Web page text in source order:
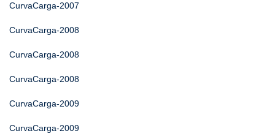
CurvaCarga-2007
CurvaCarga-2008
CurvaCarga-2008
CurvaCarga-2008
CurvaCarga-2009
CurvaCarga-2009